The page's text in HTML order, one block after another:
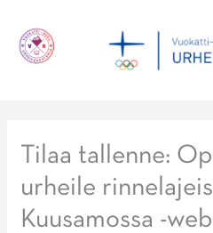
sisältöön
Tilaa tallenne:
urheile
Kuusamossa -